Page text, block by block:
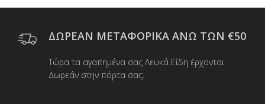
ΔΩΡΕΑΝ ΜΕΤΑΦΟΡΙΚΑ ΑΝΩ ΤΩΝ €50
Τώρα τα αγαπημένα σας Λευκά Είδη έρχονται
Δωρεάν στην πόρτα σας.